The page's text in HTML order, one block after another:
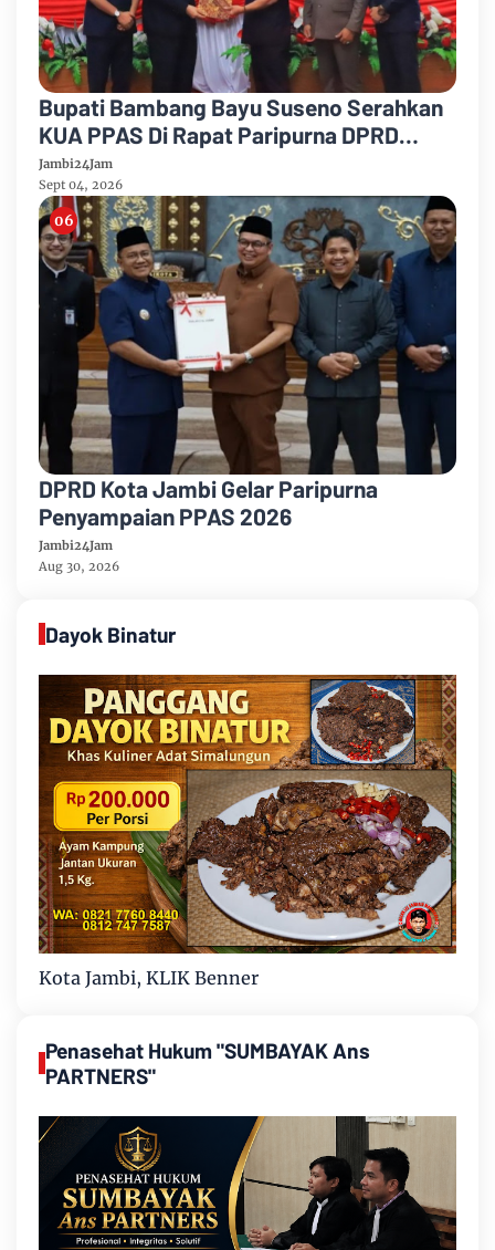
Bupati Bambang Bayu Suseno Serahkan
KUA PPAS Di Rapat Paripurna DPRD
Muarojambi
Jambi24Jam
Sept 04, 2026
DPRD Kota Jambi Gelar Paripurna
Penyampaian PPAS 2026
Jambi24Jam
Aug 30, 2026
Dayok Binatur
Kota Jambi, KLIK Benner
Penasehat Hukum "SUMBAYAK Ans
PARTNERS"